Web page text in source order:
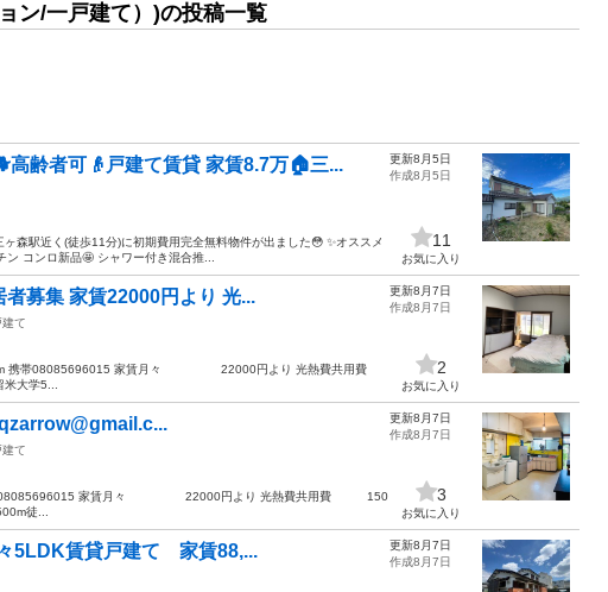
ン/一戸建て）)の投稿一覧
高齢者可👴戸建て賃貸 家賃8.7万🏠三...
森駅近く(徒歩11分)に初期費用完全無料物件が出ました😳 ✨オススメ
コンロ新品🤩 シャワー付き混合推...
更新8月5日
作成8月5日
11
お気に入り
募集 家賃22000円より 光...
て
携帯08085696015 家賃月々 22000円より 光熱費共用費
大学5...
更新8月7日
作成8月7日
2
お気に入り
て
携帯08085696015 家賃月々 22000円より 光熱費共用費 150
徒...
更新8月7日
作成8月7日
3
お気に入り
5LDK賃貸戸建て 家賃88,...
更新8月7日
作成8月7日